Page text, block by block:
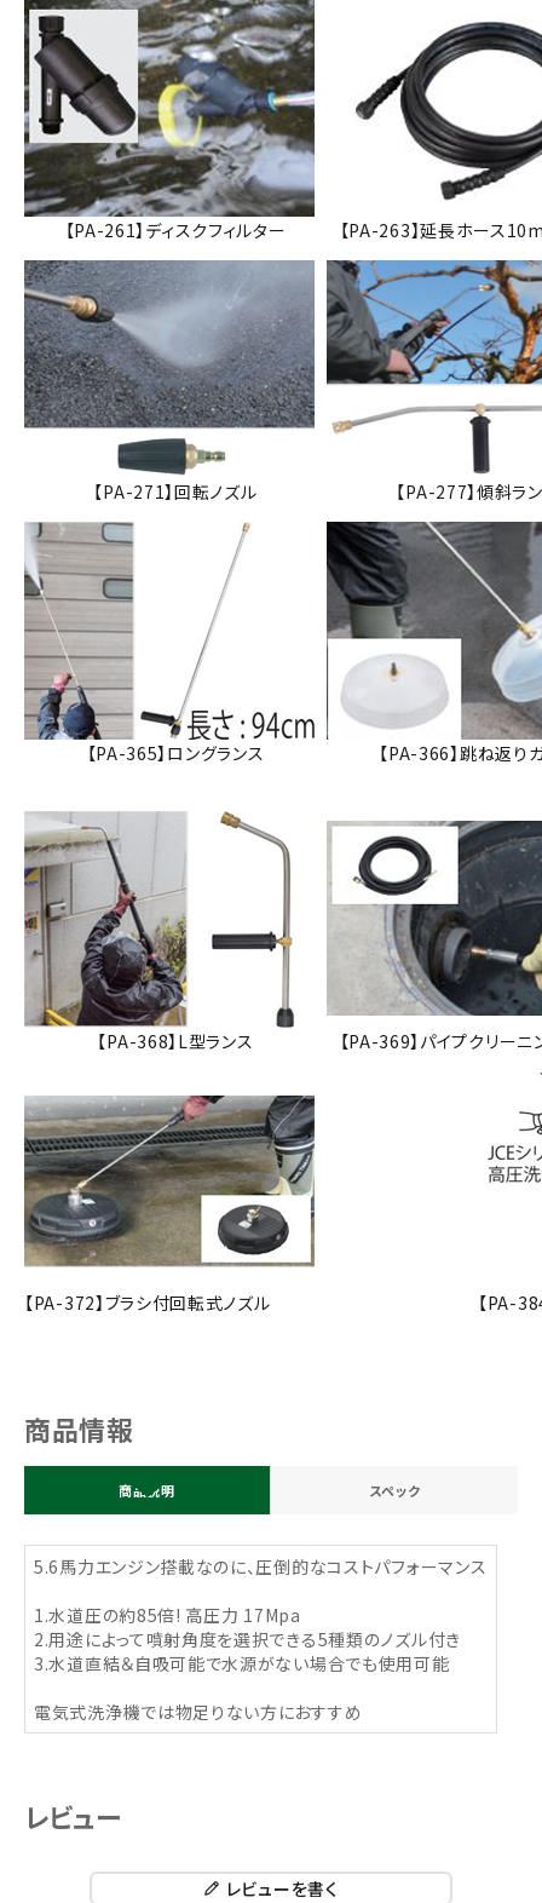
【PA-261】ディスクフィルター 【PA-263】延長ホース
【PA-271】回転ノズル 【PA-277】傾斜ラ
【PA-365】ロングランス 【PA-366】跳ね返り
【PA-368】L型ランス 【PA-369】パイプクリー
【PA-372】ブラシ付回転式ノズル 【PA-
商品情報
商品説明 スペック
5.6馬力エンジン搭載なのに、圧倒的なコストパフォーマンス
1.水道圧の約85倍! 高圧力 17Mpa
2.用途によって噴射角度を選択できる5種類のノズル付き
3.水道直結＆自吸可能で水源がない場合でも使用可能
電気式洗浄機では物足りない方におすすめ
レビュー
レビューを書く